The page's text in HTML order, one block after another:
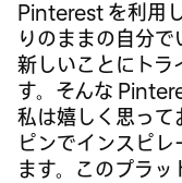
Pinterest を利用
りのままの自分で
新しいことにトラ
す。そんな
私は嬉しく思って
ピンでインスピ
ます。このプラッ